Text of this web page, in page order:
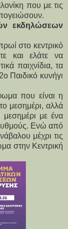
που με τις
εκδηλώσεων
στο κεντρικό
και ελάτε να
παιχνίδια, τα
Παιδικό κυνήγι
που είναι η
μεσημέρι, αλλά
με ένα
Ενώ από
μέχρι τις
στην Κεντρική